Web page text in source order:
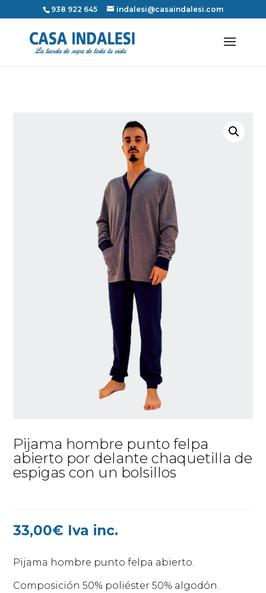
938 922 645 indalesi@casaindalesi.com
Pijama hombre punto felpa
abierto por delante chaquetilla de
espigas con un bolsillos
33,00€ Iva inc.
Pijama hombre punto felpa abierto.
Composición 50% poliéster 50% algodón.